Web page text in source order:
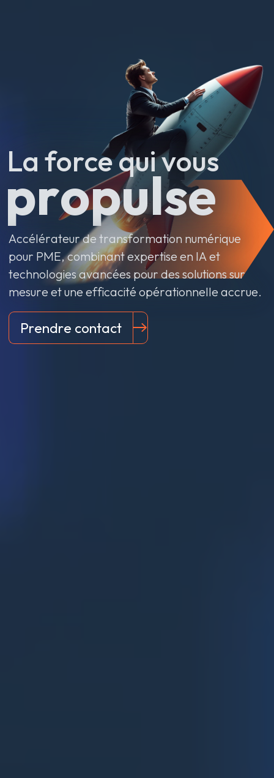
La force qui vous
propulse
Accélérateur de transformation numérique
pour PME, combinant expertise en IA et
technologies avancées pour des solutions sur
mesure et une efficacité opérationnelle accrue.
Prendre contact